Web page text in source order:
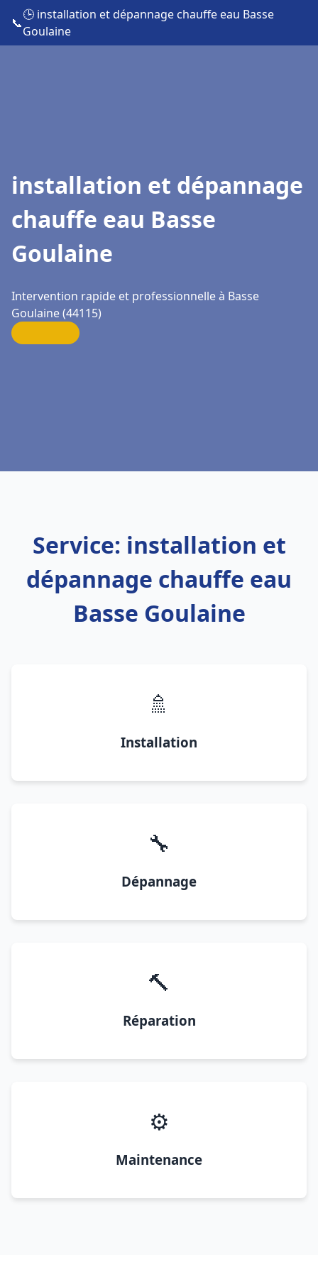
📞
🕒 installation et dépannage chauffe eau Basse
Goulaine
installation et dépannage
chauffe eau Basse
Goulaine
Intervention rapide et professionnelle à Basse
Goulaine (44115)
Service: installation et
dépannage chauffe eau
Basse Goulaine
🚿
Installation
🔧
Dépannage
🔨
Réparation
⚙️
Maintenance